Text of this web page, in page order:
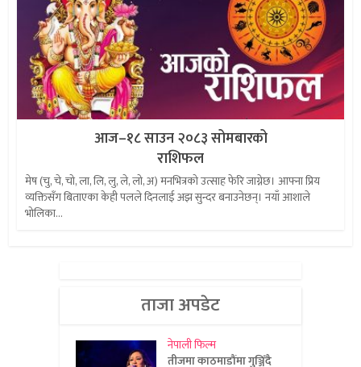
आज–१८ साउन २०८३ सोमबारको
राशिफल
मेष (चु, चे, चो, ला, लि, लु, ले, लो, अ) मनभित्रको उत्साह फेरि जाग्नेछ। आफ्ना प्रिय
व्यक्तिसँग बिताएका केही पलले दिनलाई अझ सुन्दर बनाउनेछन्। नयाँ आशाले
भोलिका...
ताजा अपडेट
नेपाली फिल्म
तीजमा काठमाडौंमा गुञ्जिँदै